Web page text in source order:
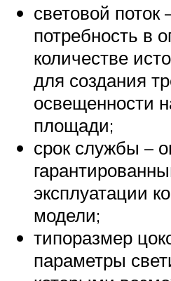
световой поток
потребность в
количестве
для создания
освещенности
площади;
срок службы –
эксплуатации
модели;
типоразмер
параметры